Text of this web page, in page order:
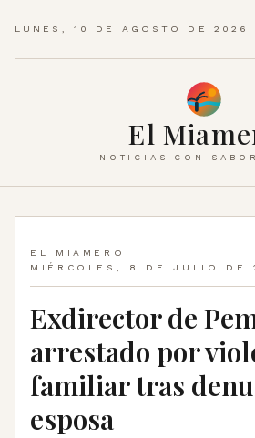
LUNES, 10 DE AGOSTO DE 2026
El
NOTICIAS CON
EL MIAMERO
MIÉRCOLES, 8 DE JULIO DE
Exdirector de
arrestado por
familiar tras
esposa